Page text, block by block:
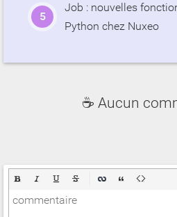
Job : nouvelles
Python chez Nuxeo
☕ Aucun